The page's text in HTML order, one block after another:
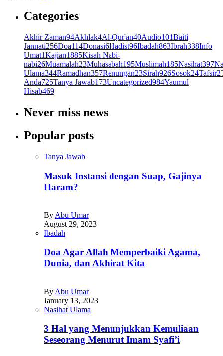
Categories
Akhir Zaman94Akhlak4Al-Qur'an40Audio101Baiti
Jannati256Doa114Donasi6Hadist96Ibadah863Ibrah338Info
Umat1Kajian1885Kisah Nabi-
nabi26Muamalah23Muhasabah195Muslimah185Nasihat397
Ulama344Ramadhan357Renungan23Sirah926Sosok24Tafsir2
Anda725Tanya Jawab173Uncategorized984Yaumul
Hisab469
Never miss news
Popular posts
Tanya Jawab
Masuk Instansi dengan Suap, Gajinya
Haram?
By Abu Umar
August 29, 2023
Ibadah
Doa Agar Allah Memperbaiki Agama,
Dunia, dan Akhirat Kita
By Abu Umar
January 13, 2023
Nasihat Ulama
3 Hal yang Menunjukkan Kemuliaan
Seseorang Menurut Imam Syafi’i